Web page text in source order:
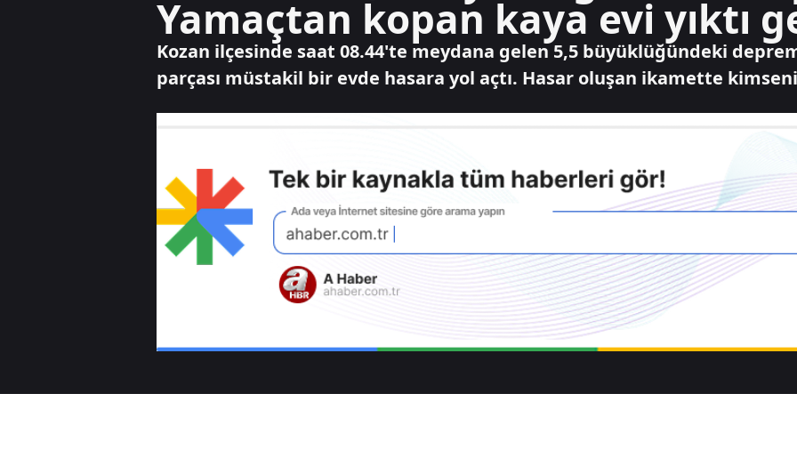
Yamaçtan kopan kaya evi yıktı
Kozan ilçesinde saat 08.44'te meydana gelen 5,5 büyüklüğündeki
parçası müstakil bir evde hasara yol açtı. Hasar oluşan ikamette